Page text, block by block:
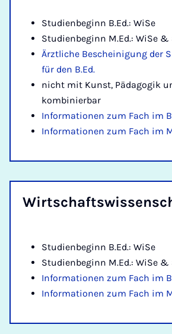
Studienbeginn B.Ed.: WiSe
Studienbeginn M.Ed.: WiSe &
Ärztliche Bescheinigung der
für den B.Ed.
nicht mit Kunst, Pädagogik
kombinierbar
Informationen zum Fach im
Informationen zum Fach im
Studienbeginn B.Ed.: WiSe
Studienbeginn M.Ed.: WiSe &
Informationen zum Fach im
Informationen zum Fach im